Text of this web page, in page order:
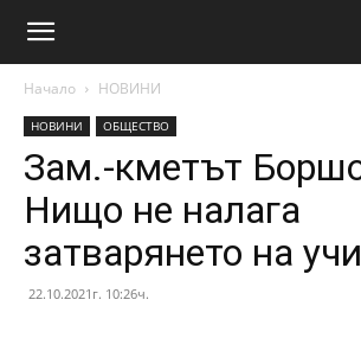
Начало НОВИНИ
НОВИНИ ОБЩЕСТВО
Зам.-кметът
Нищо не налага
затварянето на
22.10.2021г. 10:26ч.